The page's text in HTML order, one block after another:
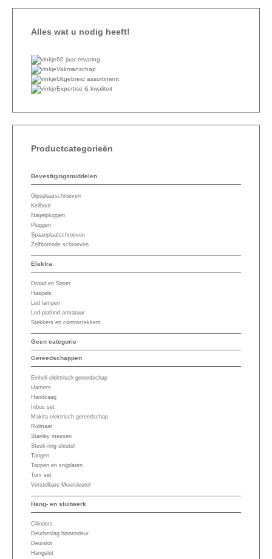
Alles wat u nodig heeft!
60 jaar ervaring
Vakmanschap
Uitgebreid assortiment
Expertise & kwaliteit
Productcategorieën
Bevestigingsmiddelen
Gipsplaatschroeven
Keilbout
Nagelpluggen
Pluggen
Spaanplaatschroeven
Zelfborende schroeven
Elektra
Draad en Snoer
Haspels
Led lampen
Led plafond armatuur
Stekkers en contrastekkers
Geen categorie
Gereedschappen
Einhell elektrisch gereedschap
Hamers
Handzaag
Inbus set
Makita elektrisch gereedschap
Rolmaat
Stanley messen
Steek-ring sleutel
Tangen
Tappen en snijplaten
Torx set
Verstelbare Moersleutel
Hang- en sluitwerk
Cilinders
Deurbeslag binnendeur
Deurslot
Hangslot